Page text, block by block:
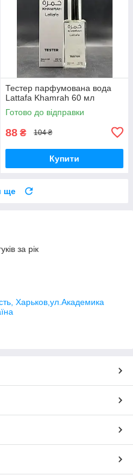
Тестер парфумована вода
Lattafa Khamrah 60 мл
Готово до відправки
88 ₴ 104 ₴
Купити
ще
за рік
Харьков,ул.Академика